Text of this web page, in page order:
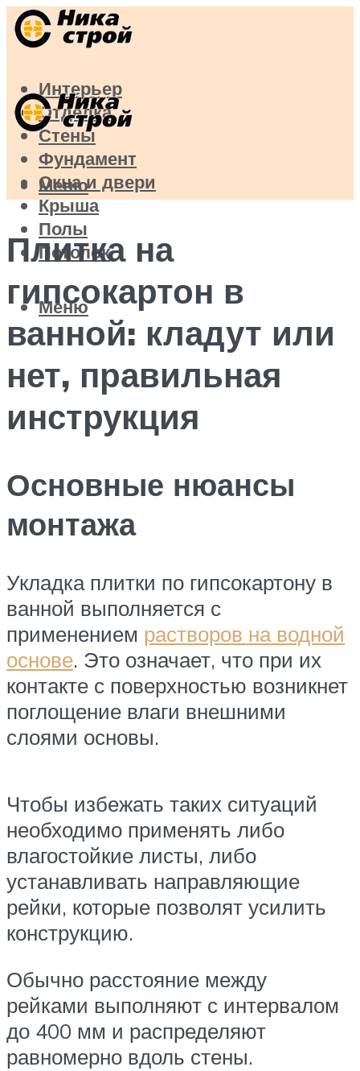
Интерьер
Отделка
Стены
Фундамент
Окна и двери
Крыша
Полы
Потолок
Меню
Меню
Плитка на
гипсокартон в
ванной: кладут или
нет, правильная
инструкция
Основные нюансы
монтажа
Укладка плитки по гипсокартону в
ванной выполняется с
применением растворов на водной
основе. Это означает, что при их
контакте с поверхностью возникнет
поглощение влаги внешними
слоями основы.
Чтобы избежать таких ситуаций
необходимо применять либо
влагостойкие листы, либо
устанавливать направляющие
рейки, которые позволят усилить
конструкцию.
Обычно расстояние между
рейками выполняют с интервалом
до 400 мм и распределяют
равномерно вдоль стены.